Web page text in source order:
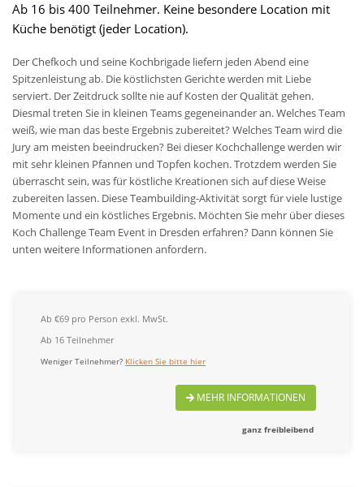
Ab 16 bis 400 Teilnehmer. Keine besondere Location mit
Küche benötigt (jeder Location).
Der Chefkoch und seine Kochbrigade liefern jeden Abend eine
Spitzenleistung ab. Die köstlichsten Gerichte werden mit Liebe
serviert. Der Zeitdruck sollte nie auf Kosten der Qualität gehen.
Diesmal treten Sie in kleinen Teams gegeneinander an. Welches Team
weiß, wie man das beste Ergebnis zubereitet? Welches Team wird die
Jury am meisten beeindrucken? Bei dieser Kochchallenge werden wir
mit sehr kleinen Pfannen und Topfen kochen. Trotzdem werden Sie
überrascht sein, was für köstliche Kreationen sich auf diese Weise
zubereiten lassen. Diese Teambuilding-Aktivität sorgt für viele lustige
Momente und ein köstliches Ergebnis. Möchten Sie mehr über dieses
Koch Challenge Team Event in Dresden erfahren? Dann können Sie
unten weitere Informationen anfordern.
Ab €69 pro Person exkl. MwSt.
Ab 16 Teilnehmer
Weniger Teilnehmer? Klicken Sie bitte hier
MEHR INFORMATIONEN
ganz freibleibend